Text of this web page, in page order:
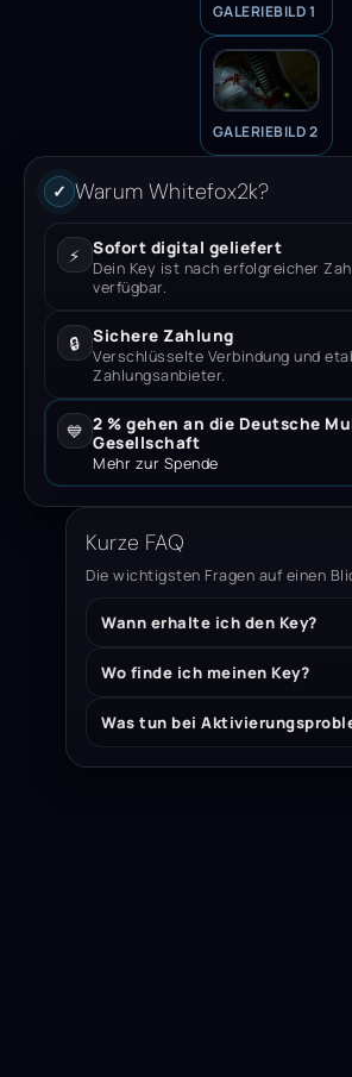
GALERIEBILD 1
GALERIEBILD 2
✓ Warum Whitefox2k?
⚡ Sofort digital geliefert
Dein Key ist nach erfolgreicher
verfügbar.
🔒 Sichere Zahlung
Verschlüsselte Verbindung und
Zahlungsanbieter.
💙 2 % gehen an die Deutsche
Gesellschaft
Mehr zur Spende
Kurze FAQ
Die wichtigsten Fragen auf einen
Wann erhalte ich den Key?
Wo finde ich meinen Key?
Was tun bei